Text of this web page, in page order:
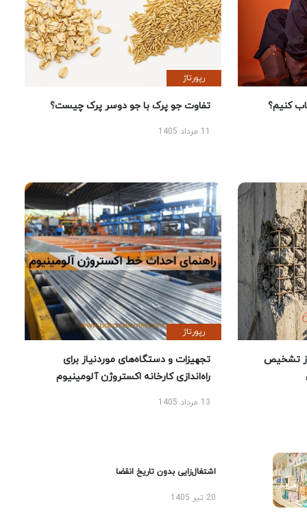
کنیم؟
رپورتاژ
تفاوت جو پرک با جو دوسر پرک چیست؟
تشخیص
رپورتاژ
تجهیزات و دستگاه‌های موردنیاز برای
راه‌اندازی کارخانه اکستروژن آلومینیوم
13 مرداد 1405
اشتغال‌زایی بدون تاریخ انقضا
20 تیر 1405